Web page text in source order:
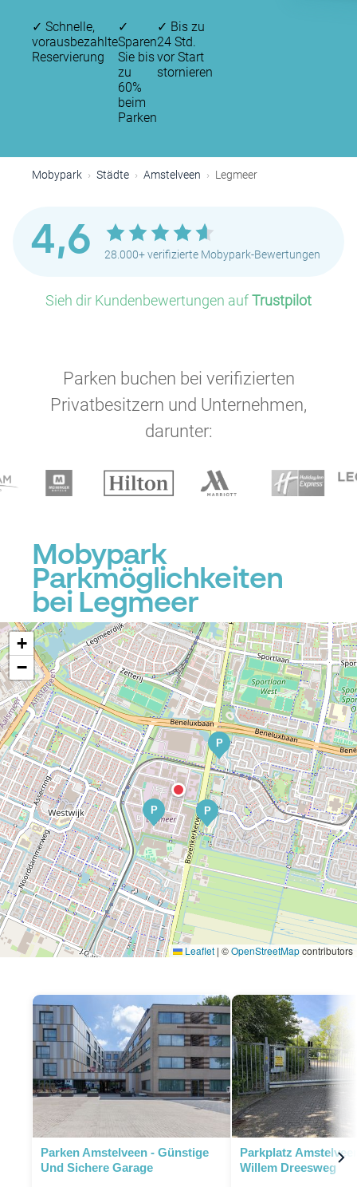
✓ Schnelle,
vorausbezahlte
Reservierung
✓
Sparen
Sie bis
zu
60%
beim
Parken
✓ Bis zu
24 Std.
vor Start
stornieren
Mobypark Städte Amstelveen Legmeer
4,6 28.000+ verifizierte Mobypark-Bewertungen
Sieh dir Kundenbewertungen aufTrustpilot
Parken buchen bei verifizierten
Privatbesitzern und Unternehmen,
darunter:
Mobypark
Parkmöglichkeiten
bei Legmeer
P P
P
+
−
Leaflet | ©OpenStreetMapcontributors
Parken Amstelveen - Günstige
Und Sichere Garage
Parkplatz
Willem Dreesweg